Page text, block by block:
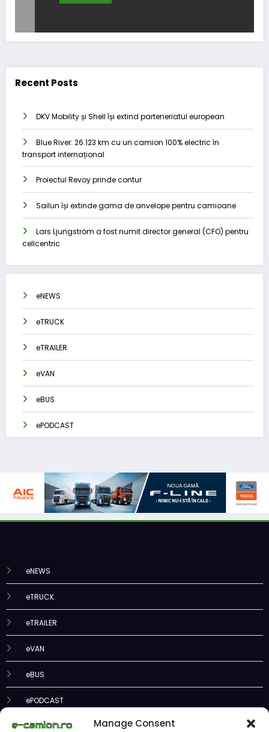
Manage Consent
Recent Posts
DKV Mobility și Shell își extind parteneriatul european
Blue River: 26.123 km cu un camion 100% electric în
transport internațional
Proiectul Revoy prinde contur
Sailun își extinde gama de anvelope pentru camioane
Lars Ljungström a fost numit director general (CFO) pentru
cellcentric
eNEWS
eTRUCK
eTRAILER
eVAN
eBUS
ePODCAST
eNEWS
eTRUCK
eTRAILER
eVAN
eBUS
ePODCAST